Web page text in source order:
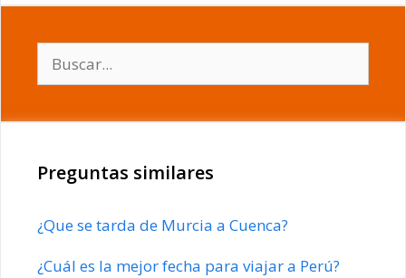
Preguntas similares
¿Que se tarda de Murcia a Cuenca?
¿Cuál es la mejor fecha para viajar a Perú?